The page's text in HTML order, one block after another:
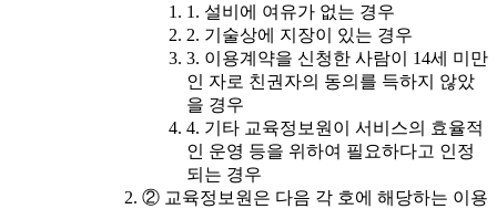
1. 설비에 여유가 없는 경우
2. 기술상에 지장이 있는 경우
3. 이용계약을 신청한 사람이 14세 미만
인 자로 친권자의 동의를 득하지 않았
을 경우
4. 기타 교육정보원이 서비스의 효율적
인 운영 등을 위하여 필요하다고 인정
되는 경우
② 교육정보원은 다음 각 호에 해당하는 이용